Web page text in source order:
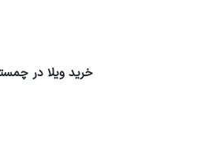
خرید ویلا در